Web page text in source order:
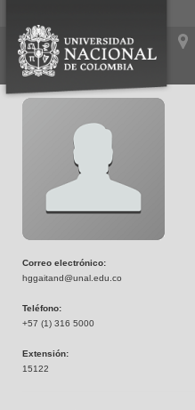
Correo electrónico:
hggaitand@unal.edu.co
Teléfono:
+57 (1) 316 5000
Extensión:
15122